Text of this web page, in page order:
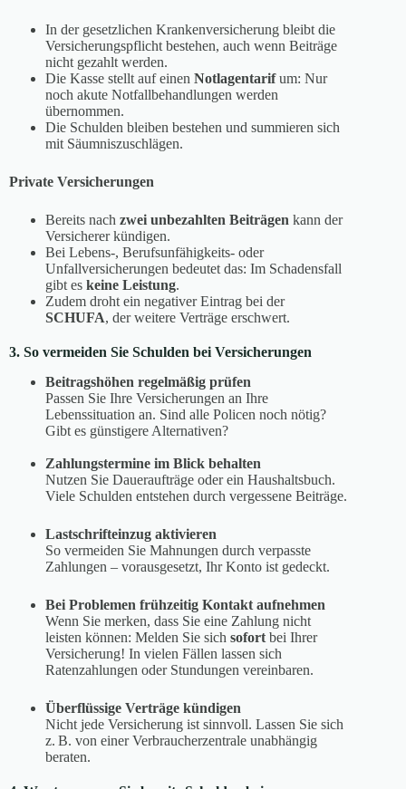
In der gesetzlichen Krankenversicherung bleibt die
Versicherungspflicht bestehen, auch wenn Beiträge
nicht gezahlt werden.
Die Kasse stellt auf einen Notlagentarifum: Nur
noch akute Notfallbehandlungen werden
übernommen.
Die Schulden bleiben bestehen und summieren sich
mit Säumniszuschlägen.
Private Versicherungen
Bereits nach zwei unbezahlten Beiträgen kann der
Versicherer kündigen.
Bei Lebens-, Berufsunfähigkeits- oder
Unfallversicherungen bedeutet das: Im Schadensfall
gibt es keine Leistung.
Zudem droht ein negativer Eintrag bei der
SCHUFA, der weitere Verträge erschwert.
3. So vermeiden Sie Schulden bei Versicherungen
Beitragshöhen regelmäßig prüfen
Passen Sie Ihre Versicherungen an Ihre
Lebenssituation an. Sind alle Policen noch nötig?
Gibt es günstigere Alternativen?
Zahlungstermine im Blick behalten
Nutzen Sie Daueraufträge oder ein Haushaltsbuch.
Viele Schulden entstehen durch vergessene Beiträge.
Lastschrifteinzug aktivieren
So vermeiden Sie Mahnungen durch verpasste
Zahlungen – vorausgesetzt, Ihr Konto ist gedeckt.
Bei Problemen frühzeitig Kontakt aufnehmen
Wenn Sie merken, dass Sie eine Zahlung nicht
leisten können: Melden Sie sich sofort bei Ihrer
Versicherung! In vielen Fällen lassen sich
Ratenzahlungen oder Stundungen vereinbaren.
Überflüssige Verträge kündigen
Nicht jede Versicherung ist sinnvoll. Lassen Sie sich
z. B. von einer Verbraucherzentrale unabhängig
beraten.